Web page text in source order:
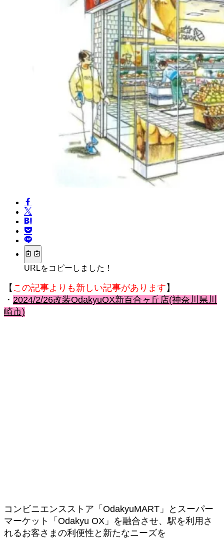
URLをコピーしました！
【 この記事よりも新しい記事があります 】
・ 2024/2/26改装OdakyuOX新百合ヶ丘店(神奈川県川
崎市)
コンビニエンスストア「OdakyuMART」とスーパー
マーケット「Odakyu OX」を融合させ、駅を利用さ
れるお客さまの利便性と新たなニーズを